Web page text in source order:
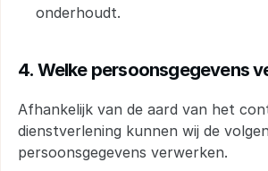
onderhoudt.
4. Welke persoonsgegevens
Afhankelijk van de aard van het
dienstverlening kunnen wij de
persoonsgegevens verwerken.